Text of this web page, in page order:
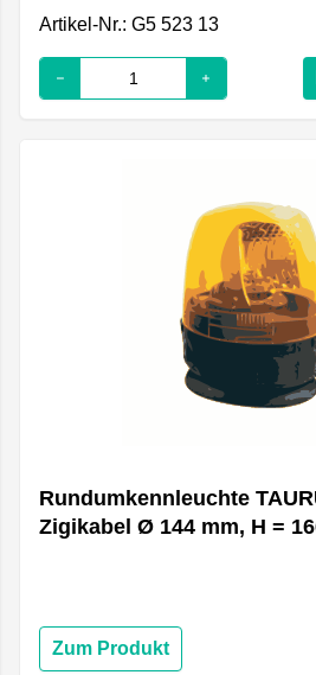
Artikel-Nr.: G5 523 13
Rundumkennleuchte
Zigikabel Ø 144 mm, H =
Zum Produkt